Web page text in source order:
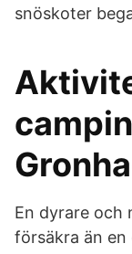
snöskoter
En dyrare och
försäkra än en